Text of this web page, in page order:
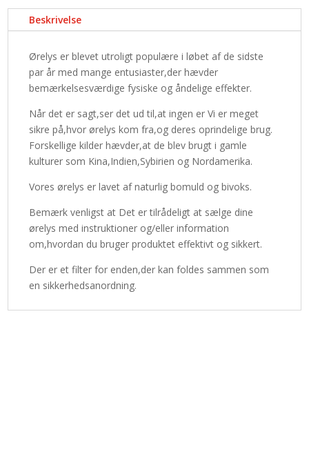
Beskrivelse
Ørelys er blevet utroligt populære i løbet af de sidste
par år med mange entusiaster,der hævder
bemærkelsesværdige fysiske og åndelige effekter.
Når det er sagt,ser det ud til,at ingen er Vi er meget
sikre på,hvor ørelys kom fra,og deres oprindelige brug.
Forskellige kilder hævder,at de blev brugt i gamle
kulturer som Kina,Indien,Sybirien og Nordamerika.
Vores ørelys er lavet af naturlig bomuld og bivoks.
Bemærk venligst at Det er tilrådeligt at sælge dine
ørelys med instruktioner og/eller information
om,hvordan du bruger produktet effektivt og sikkert.
Der er et filter for enden,der kan foldes sammen som
en sikkerhedsanordning.